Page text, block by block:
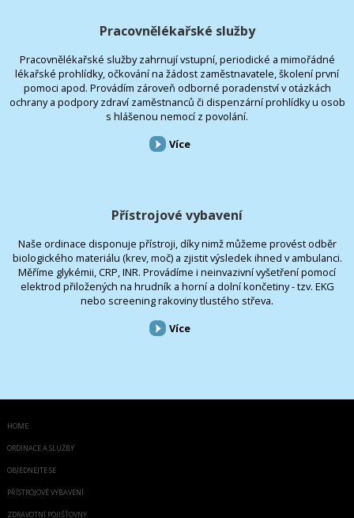
Pracovnělékařské služby
Pracovnělékařské služby zahrnují vstupní, periodické a mimořádné
lékařské prohlídky, očkování na žádost zaměstnavatele, školení první
pomoci apod. Provádím zároveň odborné poradenství v otázkách
ochrany a podpory zdraví zaměstnanců či dispenzární prohlídky u osob
s hlášenou nemocí z povolání.
Více
Přístrojové vybavení
Naše ordinace disponuje přístroji, díky nimž můžeme provést odběr
biologického materiálu (krev, moč) a zjistit výsledek ihned v ambulanci.
Měříme glykémii, CRP, INR. Provádíme i neinvazivní vyšetření pomocí
elektrod přiložených na hrudník a horní a dolní končetiny - tzv. EKG
nebo screening rakoviny tlustého střeva.
Více
HOME
ORDINACE A SLUŽBY
OBJEDNEJTE SE
PŘÍSTROJOVÉ VYBAVENÍ
ZDRAVOTNÍ POJIŠŤOVNY